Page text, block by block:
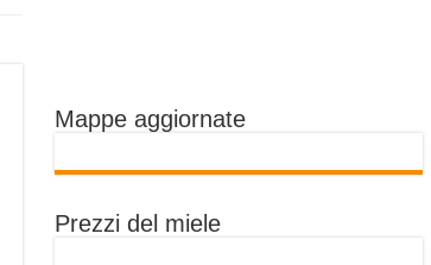
Mappe aggiornate
Prezzi del miele